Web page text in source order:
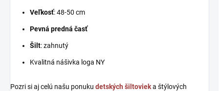
Veľkosť: 48-50 cm
Pevná predná časť
Šilt: zahnutý
Kvalitná nášivka loga NY
Pozri si aj celú našu ponuku detských šiltovieka štýlových